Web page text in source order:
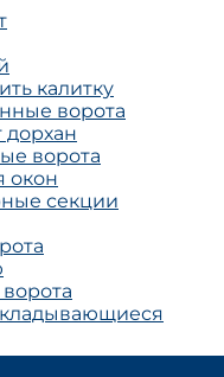
калитку
ворота
ворота
окон
секции